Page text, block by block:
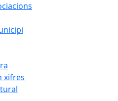
xifres